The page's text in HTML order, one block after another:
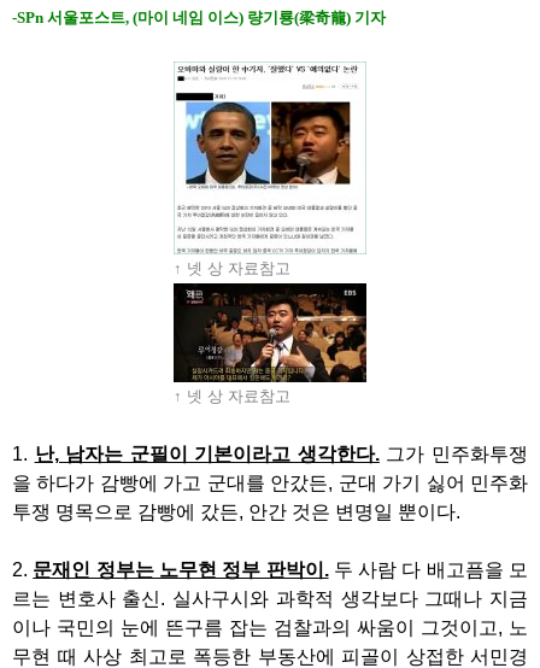
-SPn 서울포스트, (마이 네임 이스) 량기룡(梁奇龍) 기자
↑ 넷 상 자료참고
↑ 넷 상 자료참고
1. 난, 남자는 군필이 기본이라고 생각한다.그가 민주화투쟁
을 하다가 감빵에 가고 군대를 안갔든, 군대 가기 싫어 민주화
투쟁 명목으로 감빵에 갔든, 안간 것은 변명일 뿐이다.
2. 문재인 정부는 노무현 정부 판박이.두 사람 다 배고픔을 모
르는 변호사 출신. 실사구시와 과학적 생각보다 그때나 지금
이나 국민의 눈에 뜬구름 잡는 검찰과의 싸움이 그것이고, 노
무현 때 사상 최고로 폭등한 부동산에 피골이 상접한 서민경